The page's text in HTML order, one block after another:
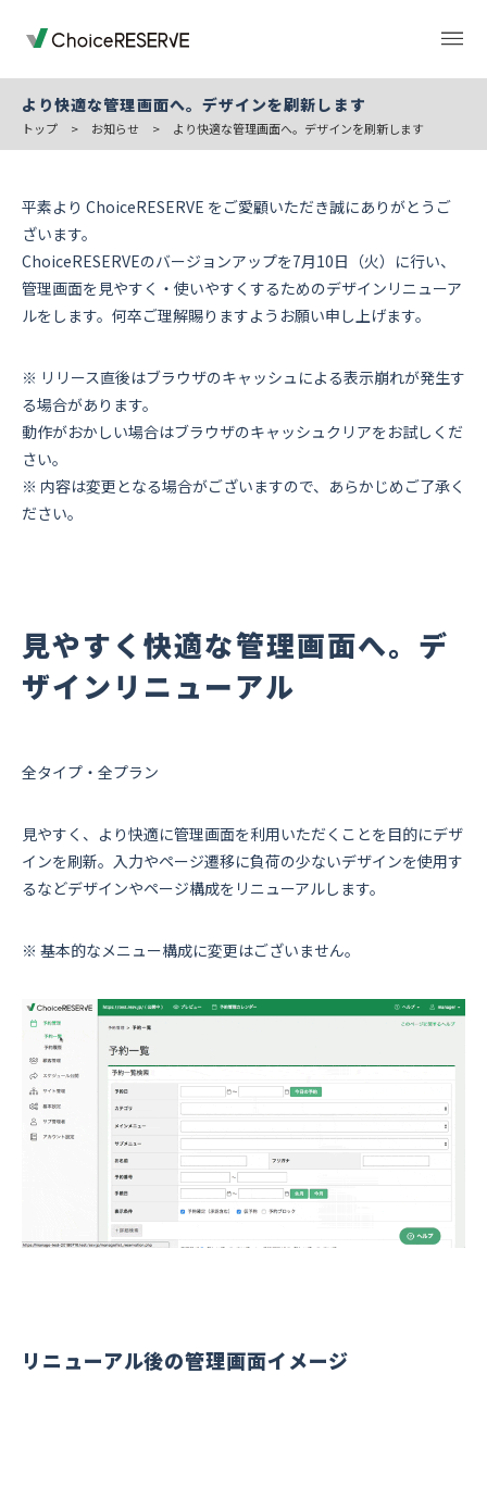
業種から選ぶ デモサイト
ご利用の流れ
資料ダウンロード
より快適な管理画面へ。デザインを刷新します
トップ > お知らせ > より快適な管理画面へ。デザインを刷新します
平素より ChoiceRESERVE をご愛顧いただき誠にありがとうご
ざいます。
ChoiceRESERVEのバージョンアップを7月10日（火）に行い、
管理画面を見やすく・使いやすくするためのデザインリニューア
ルをします。何卒ご理解賜りますようお願い申し上げます。
※ リリース直後はブラウザのキャッシュによる表示崩れが発生す
る場合があります。
動作がおかしい場合はブラウザのキャッシュクリアをお試しくだ
さい。
※ 内容は変更となる場合がございますので、あらかじめご了承く
ださい。
見やすく快適な管理画面へ。デ
ザインリニューアル
全タイプ・全プラン
見やすく、より快適に管理画面を利用いただくことを目的にデザ
インを刷新。入力やページ遷移に負荷の少ないデザインを使用す
るなどデザインやページ構成をリニューアルします。
※ 基本的なメニュー構成に変更はございません。
リニューアル後の管理画面イメージ